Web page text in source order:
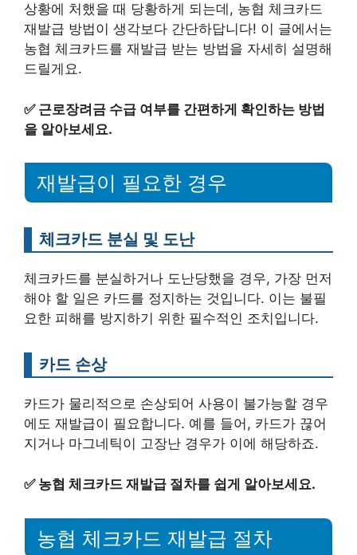
상황에 처했을 때 당황하게 되는데, 농협 체크카드
재발급 방법이 생각보다 간단하답니다! 이 글에서는
농협 체크카드를 재발급 받는 방법을 자세히 설명해
드릴게요.
✅ 근로장려금 수급 여부를 간편하게 확인하는 방법
을 알아보세요.
재발급이 필요한 경우
체크카드 분실 및 도난
체크카드를 분실하거나 도난당했을 경우, 가장 먼저
해야 할 일은 카드를 정지하는 것입니다. 이는 불필
요한 피해를 방지하기 위한 필수적인 조치입니다.
카드 손상
카드가 물리적으로 손상되어 사용이 불가능할 경우
에도 재발급이 필요합니다. 예를 들어, 카드가 끊어
지거나 마그네틱이 고장난 경우가 이에 해당하죠.
✅ 농협 체크카드 재발급 절차를 쉽게 알아보세요.
농협 체크카드 재발급 절차